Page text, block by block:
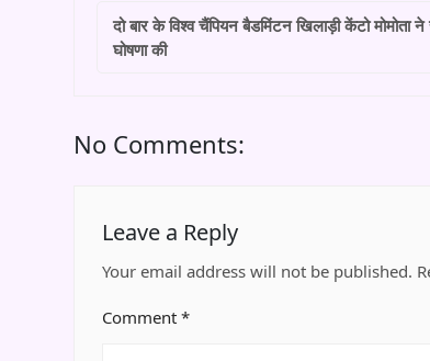
दो बार के विश्व चैंपियन बैडमिंटन खिलाड़ी केंटो मोमोता
घोषणा की
No Comments:
Leave a Reply
Your email address will not be published.
Comment*